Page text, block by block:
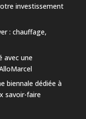
investissement
: chauffage,
avec une
biennale dédiée à
savoir-faire